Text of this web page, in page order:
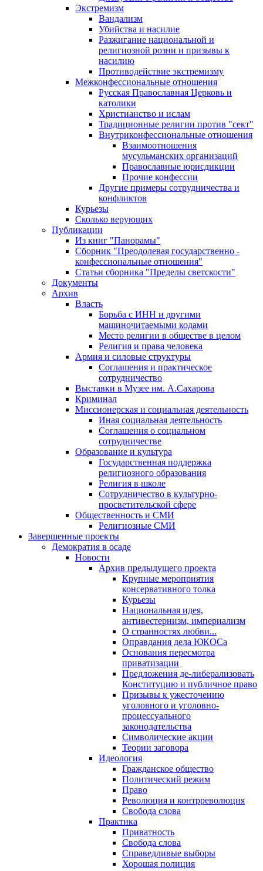
Экстремизм
Вандализм
Убийства и насилие
Разжигание национальной и
религиозной розни и призывы к
насилию
Противодействие экстремизму
Межконфессиональные отношения
Русская Православная Церковь и
католики
Христианство и ислам
Традиционные религии против "сект"
Внутриконфессиональные отношения
Взаимоотношения
мусульманских организаций
Православные юрисдикции
Прочие конфессии
Другие примеры сотрудничества и
конфликтов
Курьезы
Сколько верующих
Публикации
Из книг "Панорамы"
Сборник "Преодолевая государственно -
конфессиональные отношения"
Статьи сборника "Пределы светскости"
Документы
Архив
Власть
Борьба с ИНН и другими
машиночитаемыми кодами
Место религии в обществе в целом
Религия и права человека
Армия и силовые структуры
Соглашения и практическое
сотрудничество
Выставки в Музее им. А.Сахарова
Криминал
Миссионерская и социальная деятельность
Иная социальная деятельность
Соглашения о социальном
сотрудничестве
Образование и культура
Государственная поддержка
религиозного образования
Религия в школе
Сотрудничество в культурно-
просветительской сфере
Общественность и СМИ
Религиозные СМИ
Завершенные проекты
Демократия в осаде
Новости
Архив предыдущего проекта
Крупные мероприятия
консервативного толка
Курьезы
Национальная идея,
антивестернизм, империализм
О странностях любви...
Оправдания дела ЮКОСа
Основания пересмотра
приватизации
Предложения де-либерализовать
Конституцию и публичное право
Призывы к ужесточению
уголовного и уголовно-
процессуального
законодательства
Символические акции
Теории заговора
Идеология
Гражданское общество
Политический режим
Право
Революция и контрреволюция
Свобода слова
Практика
Приватность
Свобода слова
Справедливые выборы
Хорошая полиция